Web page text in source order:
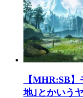
【MHR:SB
地｣とかいう